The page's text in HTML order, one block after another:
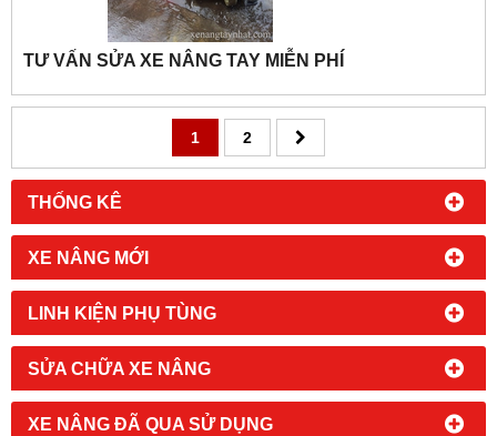
THỐNG KÊ
XE NÂNG MỚI
LINH KIỆN PHỤ TÙNG
SỬA CHỮA XE NÂNG
XE NÂNG ĐÃ QUA SỬ DỤNG
TƯ VẤN SỬA XE NÂNG TAY MIỄN PHÍ
1 2